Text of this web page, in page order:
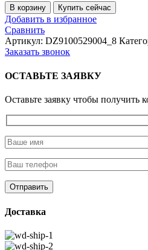
Количество
товара
Лист
передней
рессоры
Shaanxi
6х4
L=585мм.
В корзину Купить сейчас
Добавить в избранное
Сравнить
Артикул: DZ9100529004_8
Заказать звонок
ОСТАВЬТЕ ЗАЯВКУ
Оставьте заявку чтобы получить
Доставка